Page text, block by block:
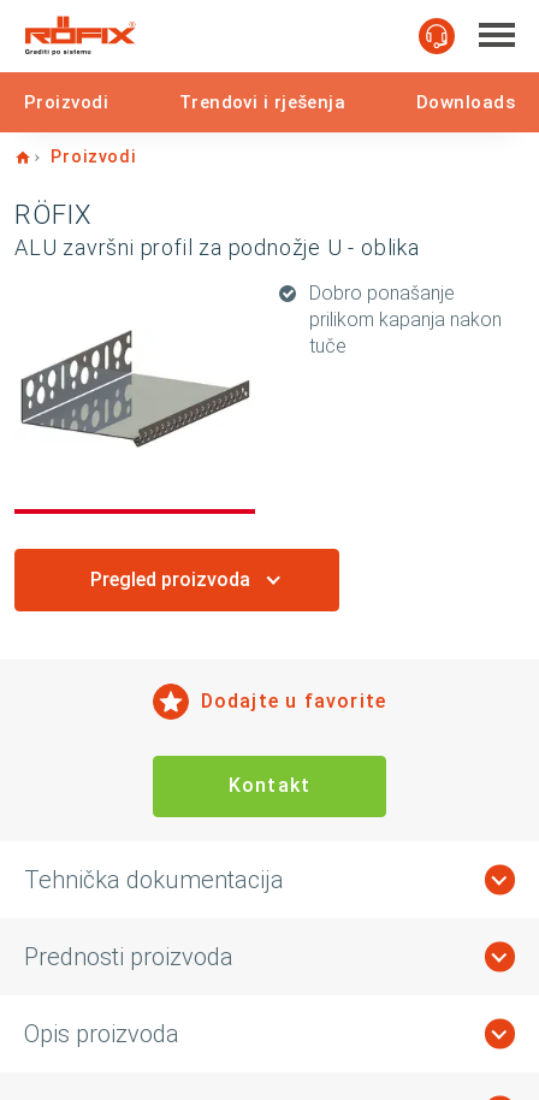
Proizvodi Trendovi i rješenja Downloads
Home
Proizvodi
RÖFIX
ALU završni profil za podnožje U - oblika
Dobro ponašanje
prilikom kapanja nakon
tuče
Pregled proizvoda
Dodajte u favorite
Kontakt
Tehnička dokumentacija
Prednosti proizvoda
Opis proizvoda